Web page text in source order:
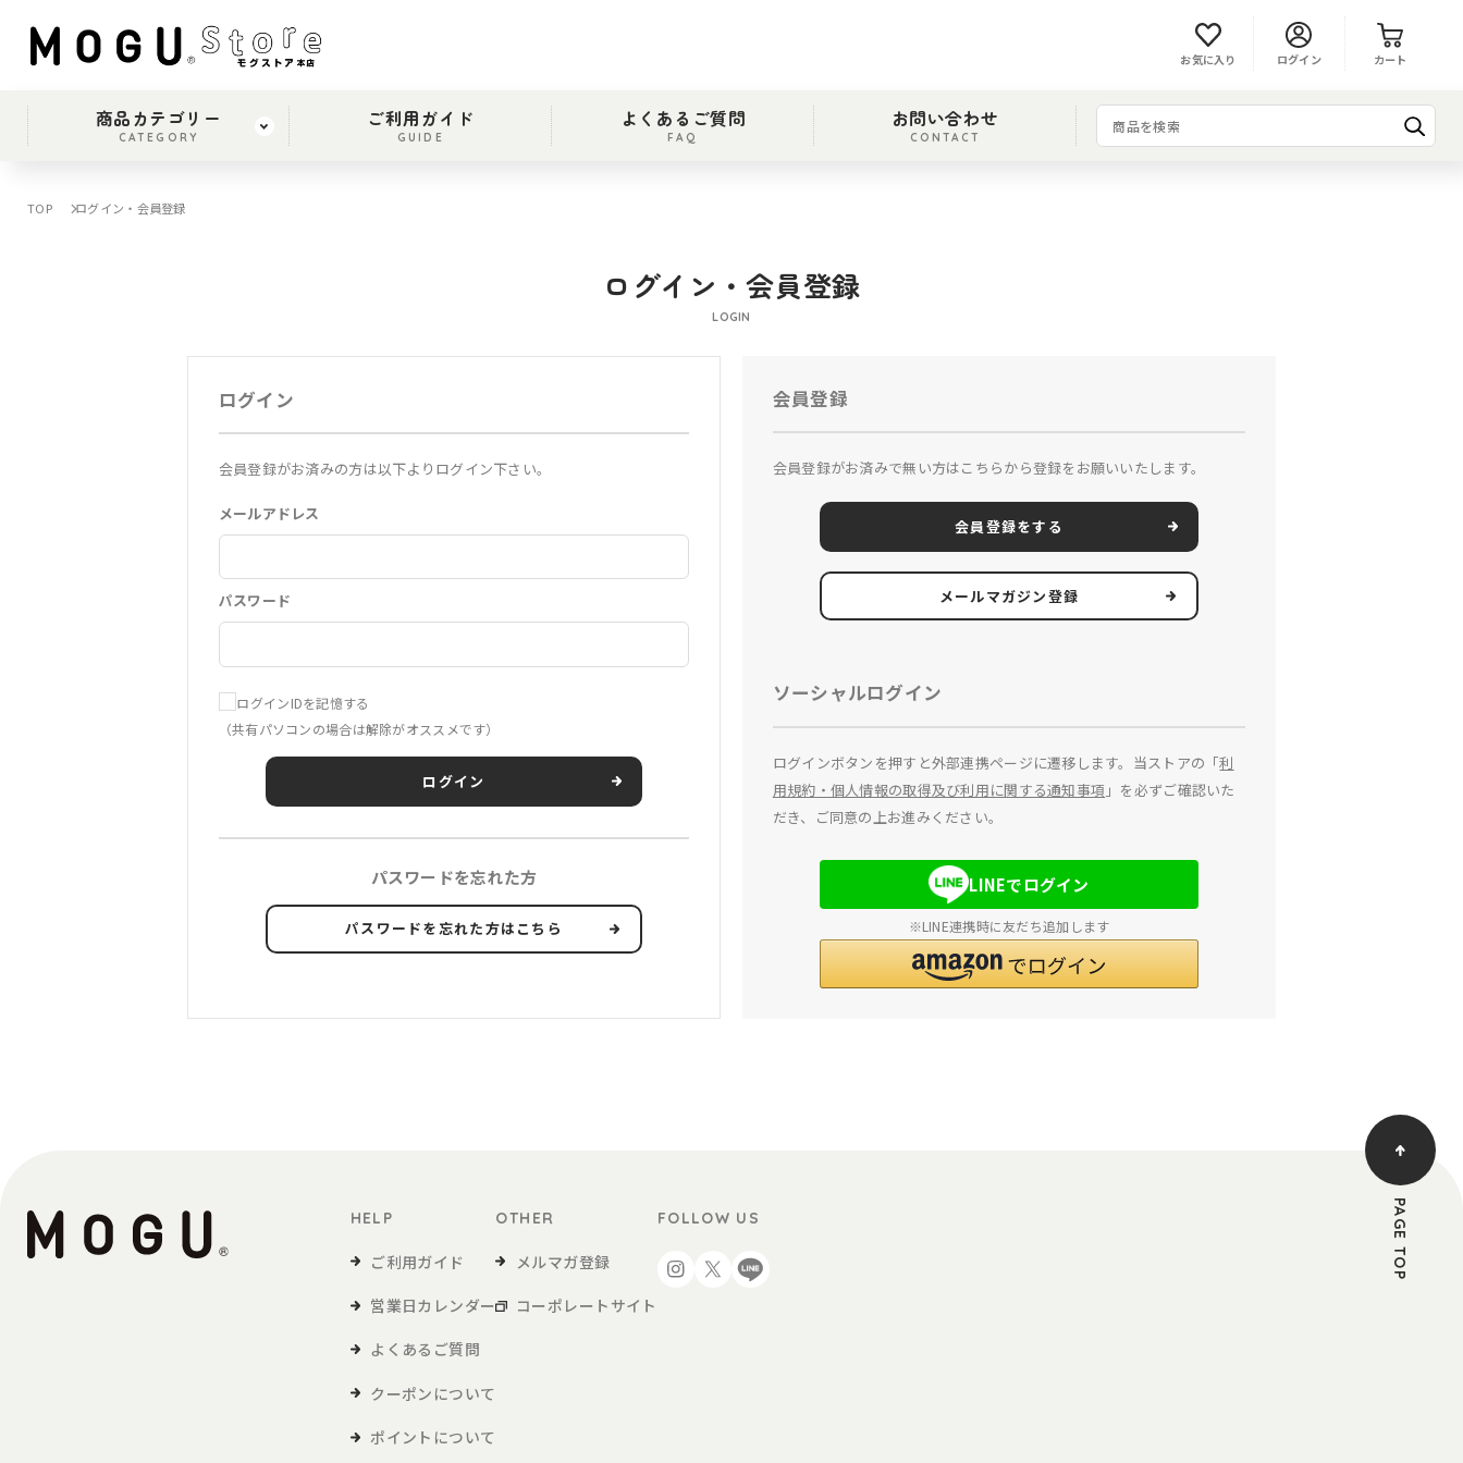
ログイン
お気に入り カート
商品カテゴリー
CATEGORY
ご利用ガイド
GUIDE
よくあるご質問
FAQ
お問い合わせ
CONTACT
TOP ログイン・会員登録
ログイン・会員登録
LOGIN
ログイン
会員登録がお済みの方は以下よりログイン下さい。
メールアドレス
パスワード
ログインIDを記憶する
（共有パソコンの場合は解除がオススメです）
ログイン
パスワードを忘れた方
パスワードを忘れた方はこちら
会員登録
会員登録がお済みで無い方はこちらから登録をお願いいたします。
会員登録をする
メールマガジン登録
ソーシャルログイン
ログインボタンを押すと外部連携ページに遷移します。当ストアの「利
用規約・個人情報の取得及び利用に関する通知事項 」を必ずご確認いた
だき、ご同意の上お進みください。
LINEでログイン
※LINE連携時に友だち追加します
HELP
ご利用ガイド
営業日カレンダー
よくあるご質問
クーポンについて
ポイントについて
OTHER
メルマガ登録
コーポレートサイト
FOLLOW US PAGE TOP